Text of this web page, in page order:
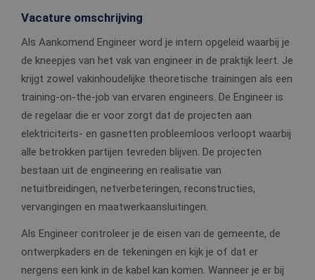
Vacature omschrijving
Als Aankomend Engineer word je intern opgeleid waarbij je
de kneepjes van het vak van engineer in de praktijk leert. Je
krijgt zowel vakinhoudelijke theoretische trainingen als een
training-on-the-job van ervaren engineers. De Engineer is
de regelaar die er voor zorgt dat de projecten aan
elektriciteits- en gasnetten probleemloos verloopt waarbij
alle betrokken partijen tevreden blijven. De projecten
bestaan uit de engineering en realisatie van
netuitbreidingen, netverbeteringen, reconstructies,
vervangingen en maatwerkaansluitingen.
Als Engineer controleer je de eisen van de gemeente, de
ontwerpkaders en de tekeningen en kijk je of dat er
nergens een kink in de kabel kan komen. Wanneer je er bij